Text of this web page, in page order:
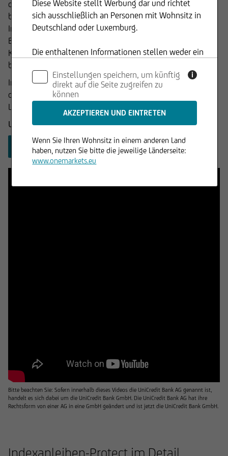
der Name schon verrät – ein Index zugrunde (Basiswert). Sie
bieten feste Zinszahlungen unabhängig von der
Indexentwicklung. Zudem können sie dank der integrierten
Barriere einen gewissen Schutz vor möglichen
Kursrückgängen bieten. Dabei ist die Höhe der Barriere
bereits zu Beginn der Laufzeit festgelegt.
Indexanleihen-Protect richten sich an Anleger:innen, die
davon ausgehen, dass der Kurs des Basiswertes zum
Laufzeitende nicht unter die Barriere fällt.
Unser Angebot an Indexanleihen-Protect finden Sie hier:
PRODUKTE FINDEN
Bitte beachten Sie: Sofern innerhalb dieses Videos die UniCredit Bank AG genannt ist,
handelt es sich dabei um die UniCredit Bank GmbH. Die UniCredit Bank AG hat ihre
Rechtsform von einer AG in eine GmbH geändert und ist jetzt die UniCredit Bank GmbH.
Indexanleihen-Protect im Detail
Diese Website stellt Werbung dar und richtet
sich ausschließlich an Personen mit Wohnsitz in
Deutschland oder Luxemburg.
Die enthaltenen Informationen stellen weder ein
Verkauf von Wertpapieren dar und dürfen nicht
in Rechtsordnungen genutzt werden, in denen
dies unzulässig ist.
Einstellungen speichern, um künftig
direkt auf die Seite zugreifen zu
können
i
Wenn Sie Ihren Wohnsitz in einem anderen Land
haben, nutzen Sie bitte die jeweilige Länderseite:
www.onemarkets.eu